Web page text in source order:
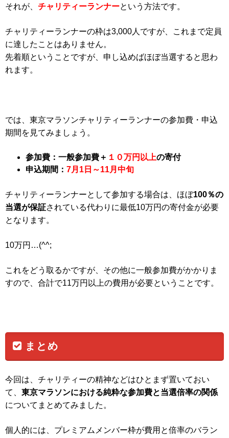
それが、 チャリティーランナーという方法です。
チャリティーランナーの枠は3,000人ですが、これまで定員
に達したことはありません。
先着順ということですが、申し込めばほぼ当選すると思わ
れます。
では、東京マラソンチャリティーランナーの参加費・申込
期間を見てみましょう。
参加費：一般参加費＋ １０万円以上の寄付
申込期間： 7月1日～11月中旬
チャリティーランナーとして参加する場合は、ほぼ100％の
当選が保証されている代わりに最低10万円の寄付金が必要
となります。
10万円…(^^;
これをどう取るかですが、その他に一般参加費がかかりま
すので、合計で11万円以上の費用が必要ということです。
まとめ
今回は、チャリティーの精神などはひとまず置いておい
て、 東京マラソンにおける純粋な参加費と当選倍率の関係
についてまとめてみました。
個人的には、プレミアムメンバー枠が費用と倍率のバラン